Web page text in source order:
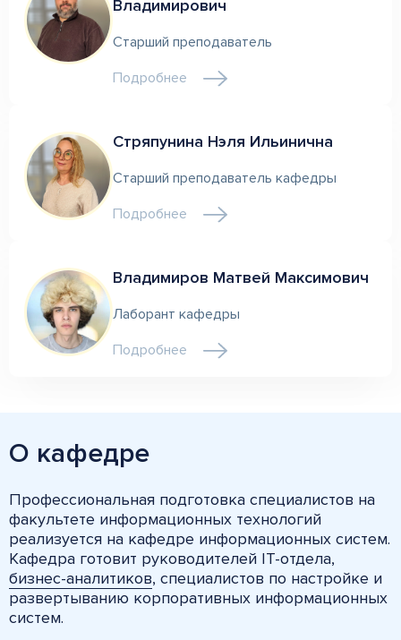
Владимирович
Старший преподаватель
Подробнее
Стряпунина Нэля Ильинична
Старший преподаватель кафедры
Подробнее
Владимиров Матвей Максимович
Лаборант кафедры
Подробнее
О кафедре
Профессиональная подготовка специалистов на
факультете информационных технологий
реализуется на кафедре информационных систем.
Кафедра готовит руководителей IT-отдела,
бизнес-аналитиков, специалистов по настройке и
развертыванию корпоративных информационных
систем.